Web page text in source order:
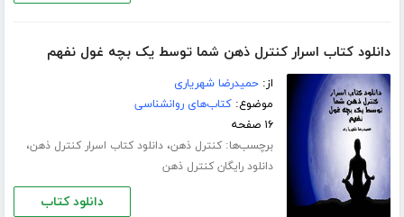
دانلود کتاب اسرار کنترل ذهن شما توسط یک بچه غول نفهم
از:حمیدرضا شهریاری
موضوع:کتاب‌های روانشناسی
۱۶ صفحه
برچسب‌ها:کنترل ذهن،دانلود کتاب اسرار کنترل ذهن،
دانلود رایگان کنترل ذهن
دانلود کتاب